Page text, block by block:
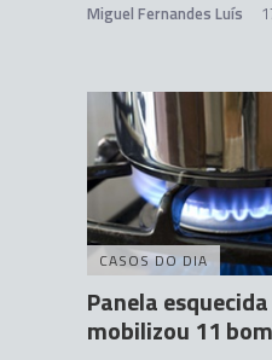
Miguel Fernandes Luís
CASOS DO DIA
Panela
mobilizou 11